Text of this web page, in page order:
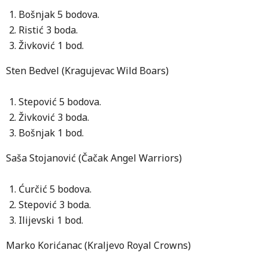
Bošnjak 5 bodova.
Ristić 3 boda.
Živković 1 bod.
Sten Bedvel (Kragujevac Wild Boars)
Stepović 5 bodova.
Živković 3 boda.
Bošnjak 1 bod.
Saša Stojanović (Čačak Angel Warriors)
Ćurčić 5 bodova.
Stepović 3 boda.
Ilijevski 1 bod.
Marko Korićanac (Kraljevo Royal Crowns)